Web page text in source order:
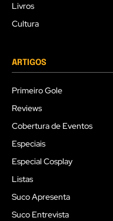
Livros
Cultura
ARTIGOS
Primeiro Gole
Reviews
Cobertura de Eventos
Especiais
Especial Cosplay
Listas
Suco Apresenta
Suco Entrevista